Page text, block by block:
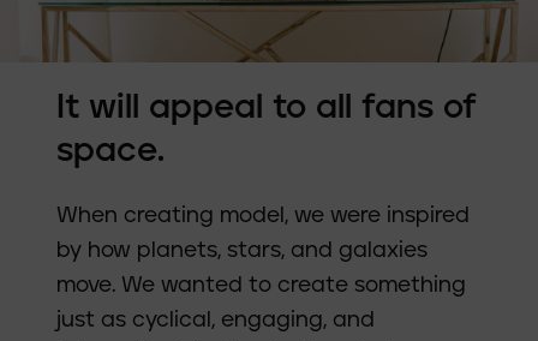
It will appeal to all fans of
space.
When creating model, we were inspired
by how planets, stars, and galaxies
move. We wanted to create something
just as cyclical, engaging, and